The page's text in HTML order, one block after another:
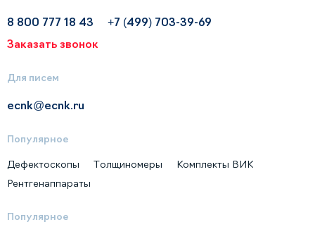
8 800 777 18 43
+7 (499) 703-39-69
Заказать звонок
Для писем
ecnk@ecnk.ru
Популярное
Дефектоскопы Толщиномеры
Комплекты ВИК
Рентгенаппараты
Популярное